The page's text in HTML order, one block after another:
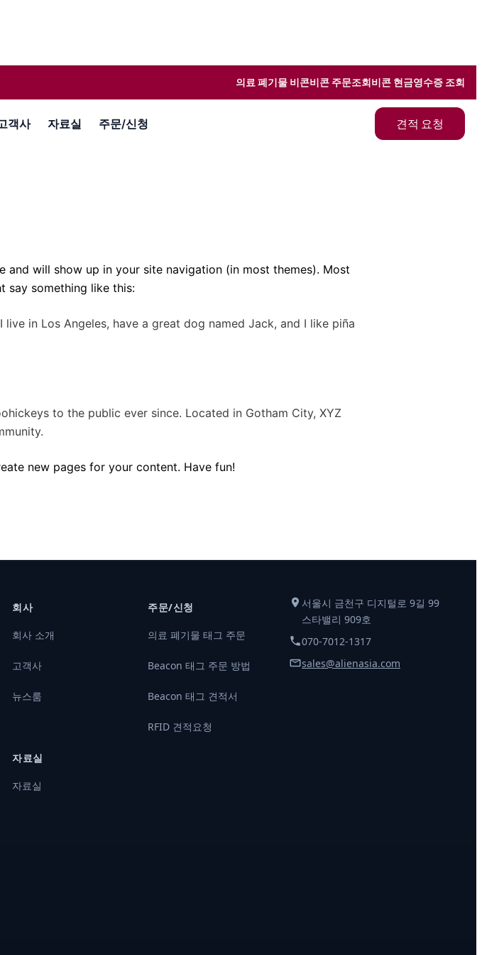
의료 폐기물 비콘비콘 주문조회비콘 현금영수증 조회
객사 자료실 주문/신청 견적 요청
and will show up in your site navigation (in most themes). Most
say something like this:
in Los Angeles, have a great dog named Jack, and I like piña
to the public ever since. Located in Gotham City, XYZ
new pages for your content. Have fun!
회사
회사 소개
고객사
뉴스룸
자료실
자료실
주문/신청
의료 폐기물 태그 주문
Beacon 태그 주문 방법
Beacon 태그 견적서
RFID 견적요청
서울시 금천구 디지털로 9길 99
스타밸리 909호
070-7012-1317
sales@alienasia.com